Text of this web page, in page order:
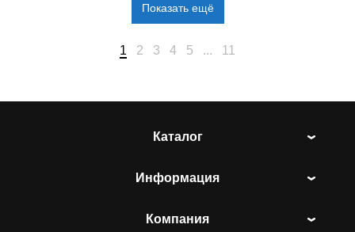
Показать ещё
1 2 3 4 5 ... 11
Каталог
Информация
Компания